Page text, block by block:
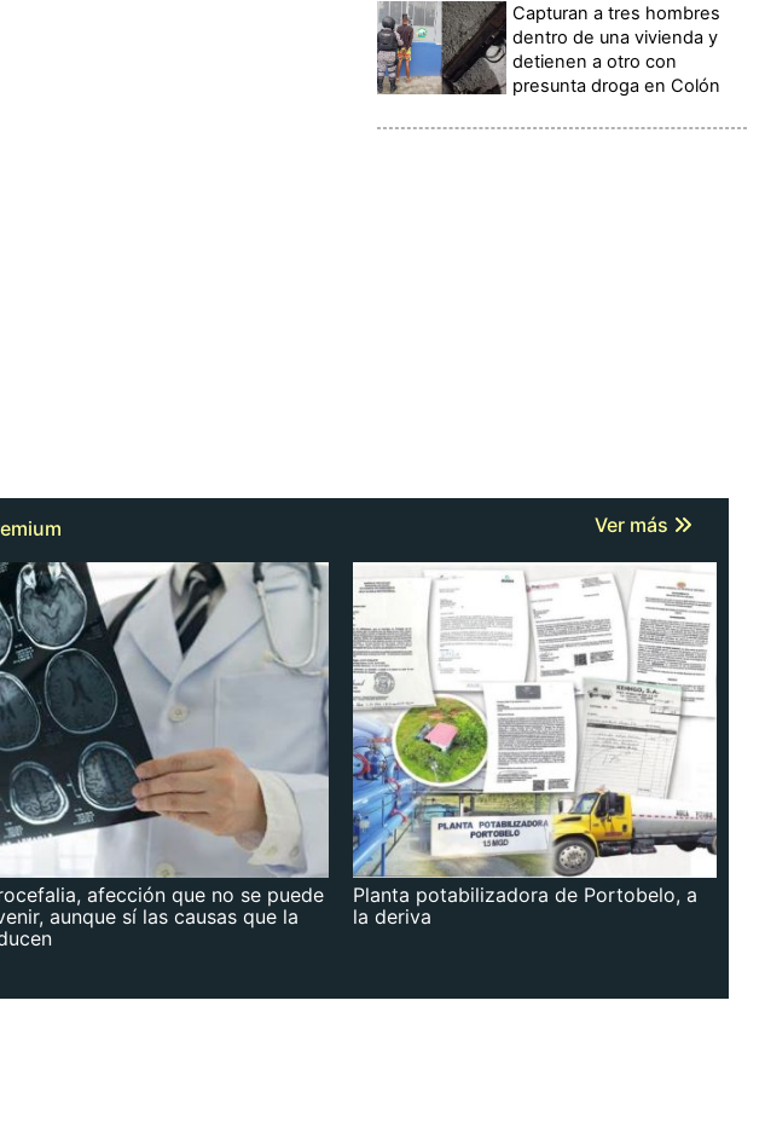
Capturan a tres hombres
dentro de una vivienda y
detienen a otro con
presunta droga en Colón
Ver más
afección que no se puede
aunque sí las causas que la
Planta potabilizadora de Portobelo, a
la deriva